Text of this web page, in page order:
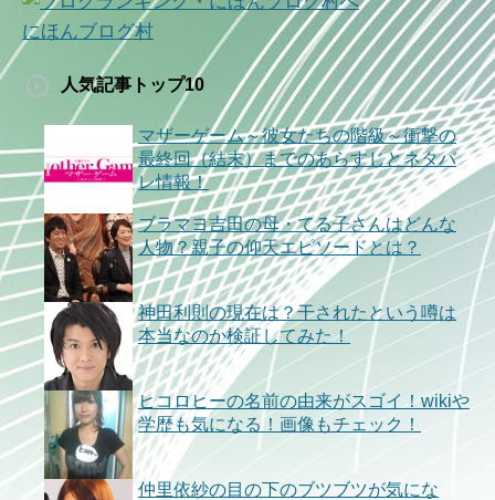
にほんブログ村
人気記事トップ10
マザーゲーム～彼女たちの階級～衝撃の
最終回（結末）までのあらすじとネタバ
レ情報！
ブラマヨ吉田の母・てる子さんはどんな
人物？親子の仰天エピソードとは？
神田利則の現在は？干されたという噂は
本当なのか検証してみた！
ヒコロヒーの名前の由来がスゴイ！wikiや
学歴も気になる！画像もチェック！
仲里依紗の目の下のブツブツが気にな